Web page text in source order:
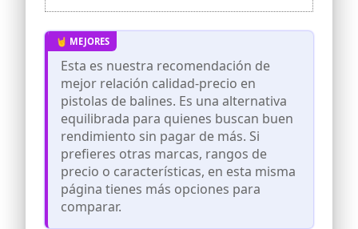
de la funda: 13 cm x 6,5 cm
Incluye tambien 350 balines acero BBS.
Envio desde España (Zaragoza). Garantia
nacional.
Esta es nuestra recomendación de
mejor relación calidad-precio en
pistolas de balines. Es una alternativa
equilibrada para quienes buscan buen
rendimiento sin pagar de más. Si
prefieres otras marcas, rangos de
precio o características, en esta misma
página tienes más opciones para
comparar.